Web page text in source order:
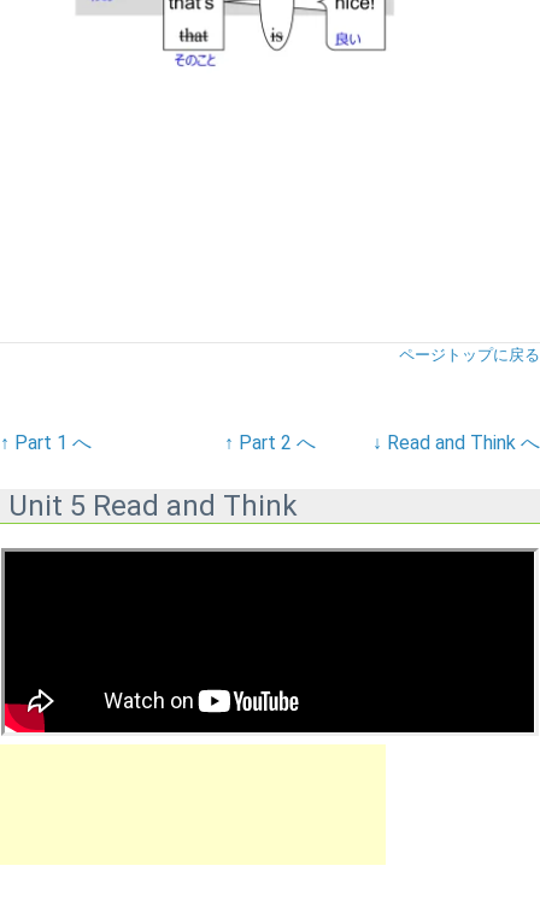
ページトップに戻る
↑ Part 1 へ ↑ Part 2 へ ↓ Read and Think へ
Unit 5 Read and Think